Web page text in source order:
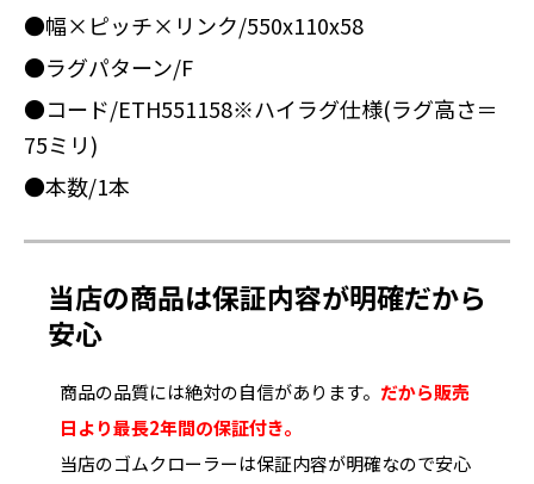
●幅×ピッチ×リンク/550x110x58
●ラグパターン/F
●コード/ETH551158※ハイラグ仕様(ラグ高さ＝
75ミリ)
●本数/1本
当店の商品は保証内容が明確だから
安心
商品の品質には絶対の自信があります。 だから販売
日より最長2年間の保証付き。
当店のゴムクローラーは保証内容が明確なので安心